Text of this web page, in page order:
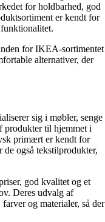
for holdbarhed, god
er kendt for
for IKEA-sortimentet
alternativer, der
sig i møbler, senge
produkter til hjemmet i
primært er kendt for
de også tekstilprodukter,
god kvalitet og et
Deres udvalg af
og materialer, så der